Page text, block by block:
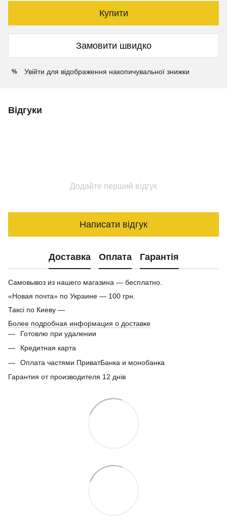
Купити
Замовити швидко
% Увійти для відображення накопичувальної знижки
Відгуки
Додайте перший відгук
Написати відгук
Доставка Оплата Гарантія
Самовывоз из нашего магазина — бесплатно.
«Новая почта» по Украине — 100 грн.
Таксі по Киеву —
Более подробная информация о доставке
Готовлю при удалении
Кредитная карта
Оплата частями ПриватБанка и монобанка
Гарантия от производителя 12 днів